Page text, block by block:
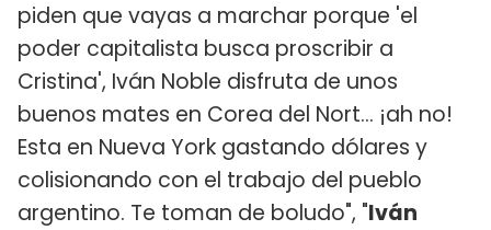
piden que vayas a marchar porque 'el
poder capitalista busca proscribir a
Cristina', Iván Noble disfruta de unos
buenos mates en Corea del Nort… ¡ah no!
Esta en Nueva York gastando dólares y
colisionando con el trabajo del pueblo
argentino. Te toman de boludo", "Iván